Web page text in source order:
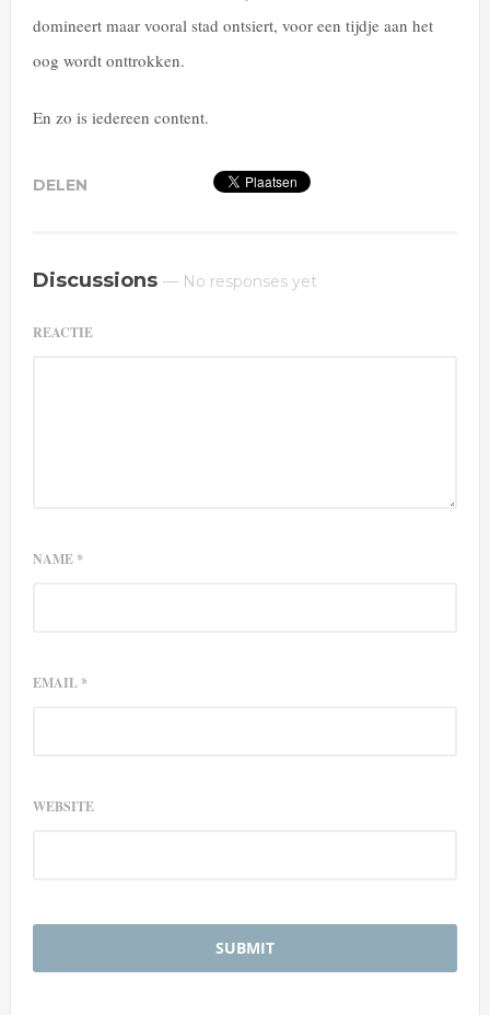
domineert maar vooral stad ontsiert, voor een tijdje aan het
oog wordt onttrokken.
En zo is iedereen content.
Discussions — No responses yet
REACTIE
NAME *
EMAIL *
WEBSITE